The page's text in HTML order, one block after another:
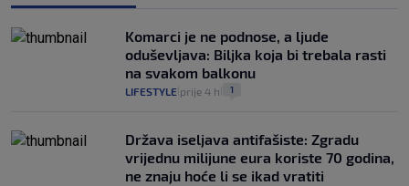
Komarci je ne podnose, a ljude
oduševljava: Biljka koja bi trebala rasti
na svakom balkonu
LIFESTYLE prije 4 h 1
Država iseljava antifašiste: Zgradu
vrijednu milijune eura koriste 70 godina,
ne znaju hoće li se ikad vratiti